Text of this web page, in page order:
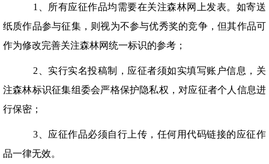
1、所有应征作品均需要在关注森林网上发表。如寄送
纸质作品参与征集，则视为不参与优秀奖的竞争，但其作品可
作为修改完善关注森林网统一标识的参考；
2、实行实名投稿制，应征者须如实填写账户信息，关
注森林标识征集组委会严格保护隐私权，对应征者个人信息进
行保密；
3、应征作品必须自行上传，任何用代码链接的应征作
品一律无效。